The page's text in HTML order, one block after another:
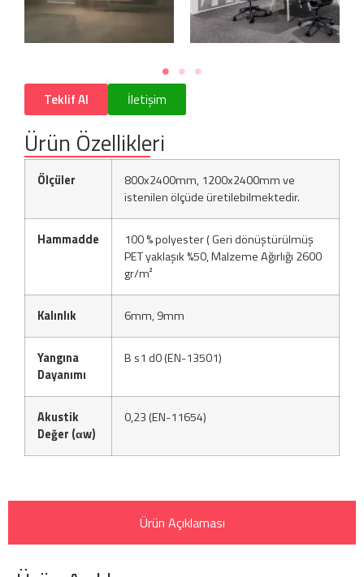
Teklif Al İletişim
Ürün Özellikleri
Ölçüler
800x2400mm, 1200x2400mm ve
istenilen ölçüde üretilebilmektedir.
Hammadde
100 % polyester ( Geri dönüştürülmüş
PET yaklaşık %50, Malzeme Ağırlığı 2600
gr/m²
Kalınlık 6mm, 9mm
Yangına
Dayanımı
B s1 d0 (EN-13501)
Akustik
Değer (αw)
0,23 (EN-11654)
Ürün Açıklaması